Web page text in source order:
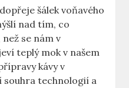
šálek‍ voňavého
nad tím, co
se nám ⁢v⁣
teplý mok v našem
kávy v
technologií a